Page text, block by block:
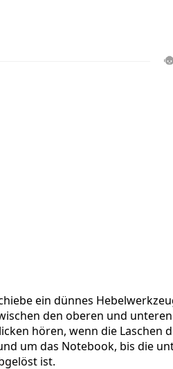
ein dünnes
den oberen und
hören, wenn die Laschen
um das Notebook, bis die
ist.